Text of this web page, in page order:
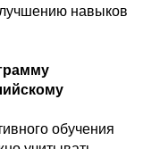
навыков
обучения